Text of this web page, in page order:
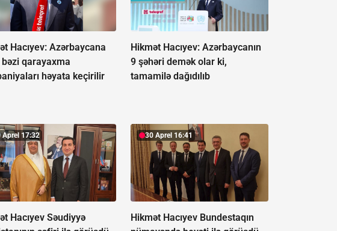
Hacıyev: Azərbaycana
bəzi qarayaxma
həyata keçirilir
Hikmət Hacıyev: Azərbaycanın
9 şəhəri demək olar ki,
tamamilə dağıdılıb
Aprel 17:32
Hacıyev Səudiyyə
30 Aprel 16:41
Hikmət Hacıyev Bundestaqın